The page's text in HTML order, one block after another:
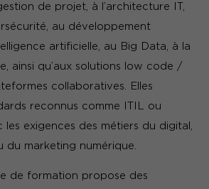
de projet, à l’architecture IT,
au développement
artificielle, au Big Data, à la
ainsi qu’aux solutions low code /
collaboratives. Elles
reconnus comme ITIL ou
les exigences des métiers du digital,
du marketing numérique.
de formation propose des